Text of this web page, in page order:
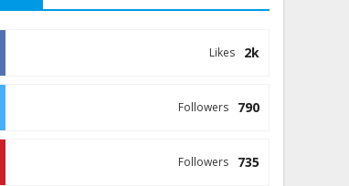
2k
Likes
790
Followers
735
Followers